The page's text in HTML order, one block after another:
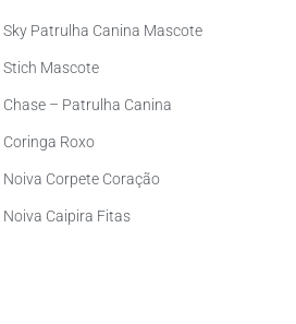
Sky Patrulha Canina Mascote
Stich Mascote
Chase – Patrulha Canina
Coringa Roxo
Noiva Corpete Coração
Noiva Caipira Fitas